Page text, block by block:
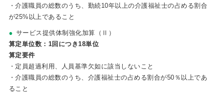
・介護職員の総数のうち、勤続10年以上の介護福祉士の占める割合
が25%以上であること
サービス提供体制強化加算（Ⅱ）
算定単位数：1回につき18単位
算定要件
・定員超過利用、人員基準欠如に該当しないこと
・介護職員の総数のうち、介護福祉士の占める割合が50％以上であ
ること